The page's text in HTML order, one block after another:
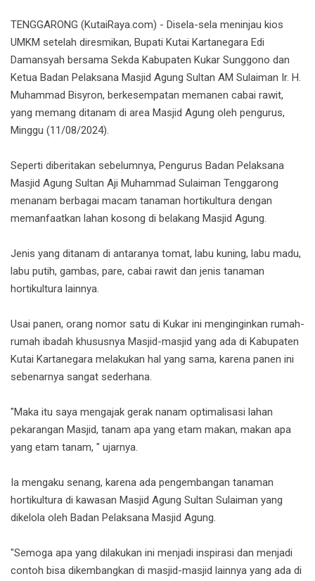
TENGGARONG (KutaiRaya.com) - Disela-sela meninjau kios
UMKM setelah diresmikan, Bupati Kutai Kartanegara Edi
Damansyah bersama Sekda Kabupaten Kukar Sunggono dan
Ketua Badan Pelaksana Masjid Agung Sultan AM Sulaiman Ir. H.
Muhammad Bisyron, berkesempatan memanen cabai rawit,
yang memang ditanam di area Masjid Agung oleh pengurus,
Minggu (11/08/2024).
Seperti diberitakan sebelumnya, Pengurus Badan Pelaksana
Masjid Agung Sultan Aji Muhammad Sulaiman Tenggarong
menanam berbagai macam tanaman hortikultura dengan
memanfaatkan lahan kosong di belakang Masjid Agung.
Jenis yang ditanam di antaranya tomat, labu kuning, labu madu,
labu putih, gambas, pare, cabai rawit dan jenis tanaman
hortikultura lainnya.
Usai panen, orang nomor satu di Kukar ini menginginkan rumah-
rumah ibadah khususnya Masjid-masjid yang ada di Kabupaten
Kutai Kartanegara melakukan hal yang sama, karena panen ini
sebenarnya sangat sederhana.
"Maka itu saya mengajak gerak nanam optimalisasi lahan
pekarangan Masjid, tanam apa yang etam makan, makan apa
yang etam tanam, " ujarnya.
Ia mengaku senang, karena ada pengembangan tanaman
hortikultura di kawasan Masjid Agung Sultan Sulaiman yang
dikelola oleh Badan Pelaksana Masjid Agung.
"Semoga apa yang dilakukan ini menjadi inspirasi dan menjadi
contoh bisa dikembangkan di masjid-masjid lainnya yang ada di